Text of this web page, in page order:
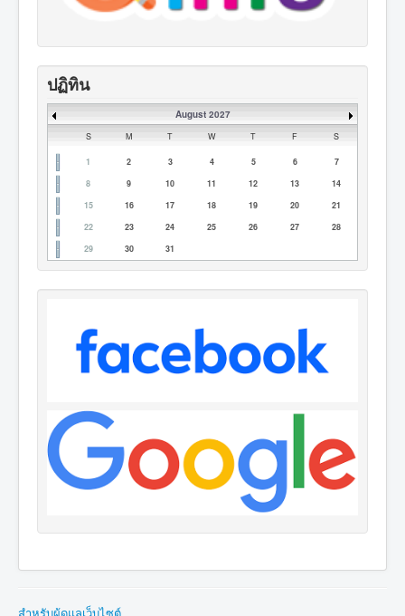
ปฏิทิน
August 2027
S M T W T F S
1 2 3 4 5 6
7
8
9 10 11 12 13
14
15
16 17 18 19 20
21
22
23 24 25 26 27
28
29
30 31
สำหรับผู้ดูแลเว็บไซต์